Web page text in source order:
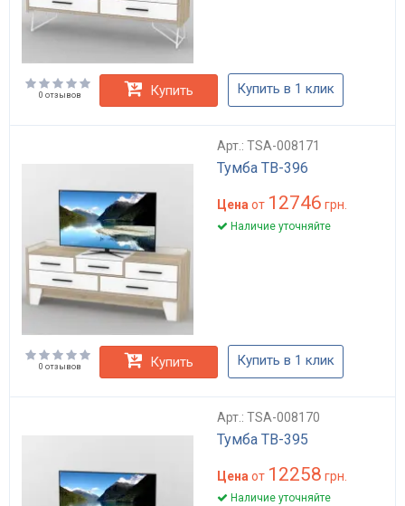
0 отзывов Купить Купить в 1 клик
Арт.: TSA-008171
Тумба ТВ-396
Цена от 12746 грн.
Наличие уточняйте
0 отзывов Купить Купить в 1 клик
Арт.: TSA-008170
Тумба ТВ-395
Цена от 12258 грн.
Наличие уточняйте